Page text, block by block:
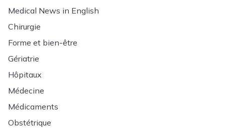
Medical News in English
Chirurgie
Forme et bien-être
Gériatrie
Hôpitaux
Médecine
Médicaments
Obstétrique